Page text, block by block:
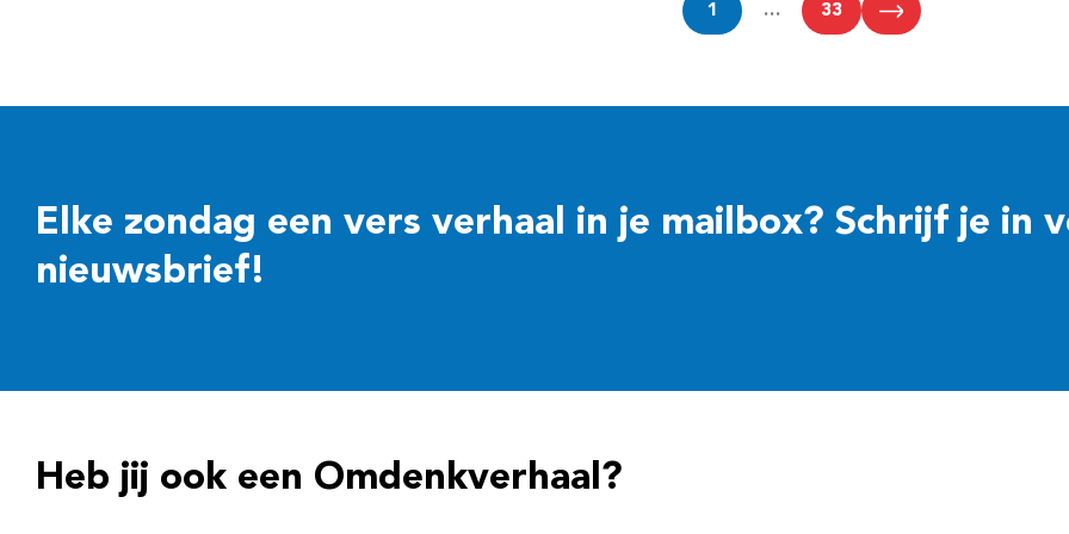
1 … 33
Elke zondag een vers verhaal in je mailbox? Schrijf je in
nieuwsbrief!
Heb jij ook een Omdenkverhaal?